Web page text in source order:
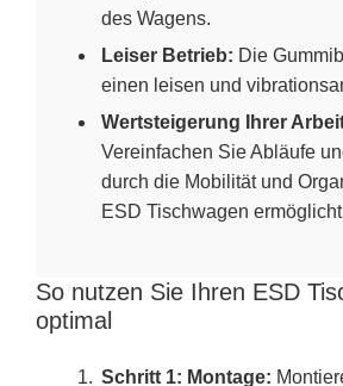
des Wagens.
Leiser Betrieb: Die
einen leisen und
Wertsteigerung Ihrer
Vereinfachen Sie Abläufe
durch die Mobilität und
ESD Tischwagen
So nutzen Sie Ihren ESD
optimal
Schritt 1: Montage: